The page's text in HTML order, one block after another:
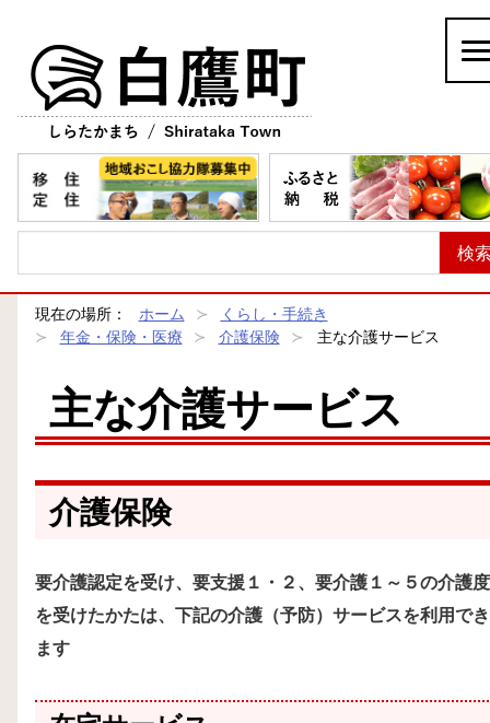
現在の場所： ホーム
くらし・手続き
年金・保険・医療
介護保険 主な介護サービス
主な介護サービス
介護保険
要介護認定を受け、要支援１・２、要介護１～５の介護度
を受けたかたは、下記の介護（予防）サービスを利用でき
ます